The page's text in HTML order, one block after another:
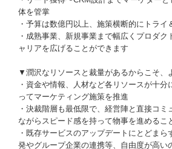
体を管掌
・予算は数億円以上、施策横断的にトライ
・成熟事業、新規事業まで幅広くプロダク
ャリアを広げることができます
▼潤沢なリソースと裁量があるからこそ、
・資金や情報、人材など各リソースが十分
ってマーケティング施策を推進
・決裁階層も最低限で、経営陣と直接コミ
ながらスピード感を持って物事を進めるこ
・既存サービスのアップデートにとどまら
発やグループ企業の連携等、自由度が高い